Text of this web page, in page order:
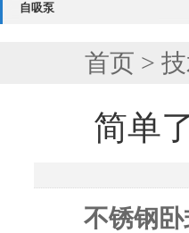
自吸泵
首页 >
简单
不锈钢